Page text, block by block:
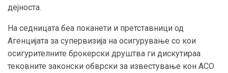
дејноста.
На седницата беа поканети и претставници од
Агенцијата за супервизија на осигурување со кои
осигурителните брокерски друштва ги дискутираа
тековните законски обврски за известување кон АСО